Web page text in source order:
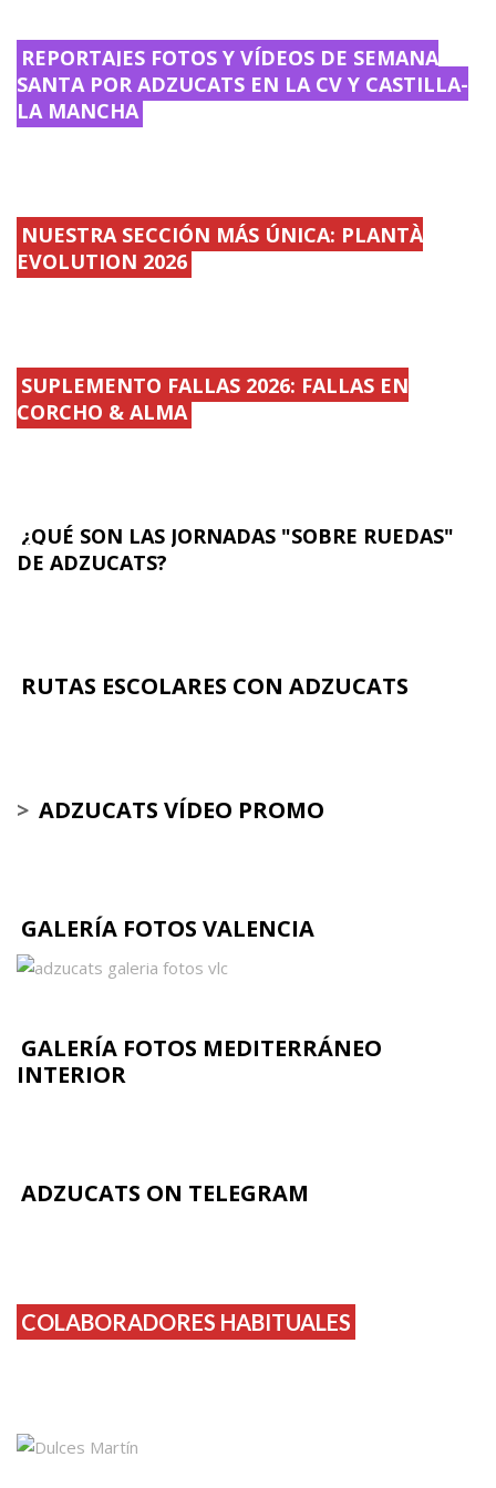
REPORTAJES FOTOS Y VÍDEOS DE SEMANA
SANTA POR ADZUCATS EN LA CV Y CASTILLA-
LA MANCHA
NUESTRA SECCIÓN MÁS ÚNICA: PLANTÀ
EVOLUTION 2026
SUPLEMENTO FALLAS 2026: FALLAS EN
CORCHO & ALMA
¿QUÉ SON LAS JORNADAS "SOBRE RUEDAS"
DE ADZUCATS?
RUTAS ESCOLARES CON ADZUCATS
> ADZUCATS VÍDEO PROMO
GALERÍA FOTOS VALENCIA
GALERÍA FOTOS MEDITERRÁNEO
INTERIOR
ADZUCATS ON TELEGRAM
COLABORADORES HABITUALES